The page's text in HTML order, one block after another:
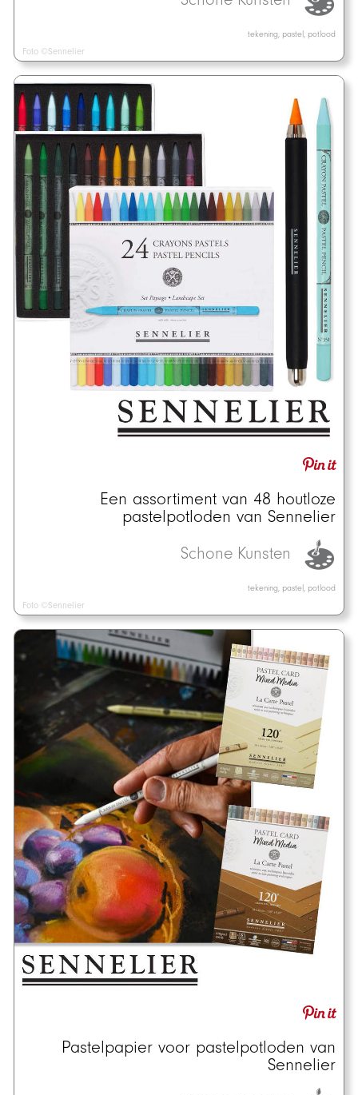
tekening, pastel, potlood
Foto ©Sennelier
Een assortiment van 48 houtloze
pastelpotloden van Sennelier
Schone Kunsten
tekening, pastel, potlood
Foto ©Sennelier
Pastelpapier voor pastelpotloden van
Sennelier